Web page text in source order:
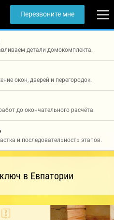
Перезвоните мне
детали домокомплекта.
окон, дверей и перегородок.
до окончательного расчёта.
и последовательность этапов.
в Евпатории